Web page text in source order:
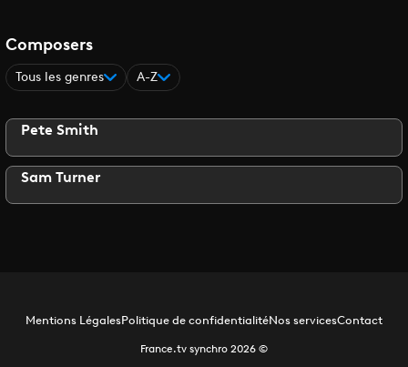
Composers
Tous les genres A-Z
Pete Smith
Sam Turner
Mentions LégalesPolitique de confidentialitéNos servicesContact
France.tv synchro 2026 ©